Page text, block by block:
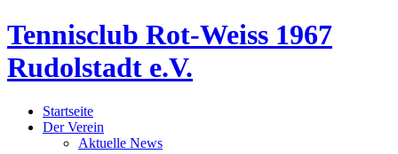
Tennisclub Rot-Weiss 1967
Rudolstadt e.V.
Startseite
Der Verein
Aktuelle News